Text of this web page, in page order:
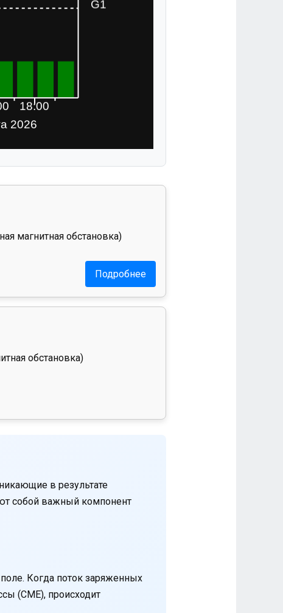
магнитная обстановка)
Подробнее
обстановка)
в результате
собой важный компонент
Когда поток заряженных
(CME), происходит